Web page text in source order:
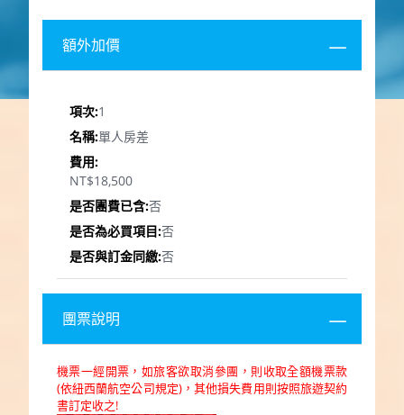
額外加價
1
單人房差
NT$18,500
否
否
否
團票說明
機票一經開票，如旅客欲取消參團，則收取全額機票款
(依紐西蘭航空公司規定)，其他損失費用則按照旅遊契約
書訂定收之!